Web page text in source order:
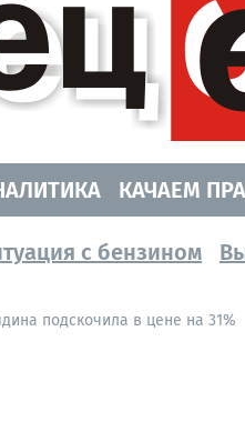
КАЧАЕМ
с бензином
подскочила в цене на 31%